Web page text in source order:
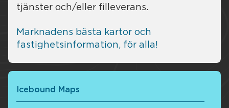
tjänster och/eller filleverans.
Marknadens bästa kartor och
fastighetsinformation, för alla!
Icebound Maps